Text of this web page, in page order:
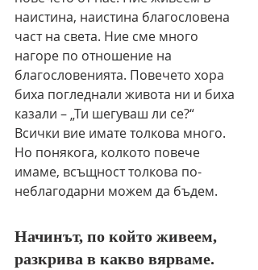
наистина, наистина благословена
част на света. Ние сме много
нагоре по отношение на
благословенията. Повечето хора
биха погледнали живота ни и биха
казали – „Ти шегуваш ли се?“
Всички вие имате толкова много.
Но понякога, колкото повече
имаме, всъщност толкова по-
неблагодарни можем да бъдем.
Начинът, по който живеем,
разкрива в какво вярваме.